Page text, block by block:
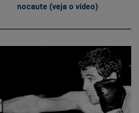
nocaute (veja o vídeo)